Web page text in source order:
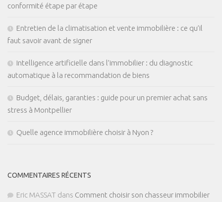
conformité étape par étape
Entretien de la climatisation et vente immobilière : ce qu’il
faut savoir avant de signer
Intelligence artificielle dans l’immobilier : du diagnostic
automatique à la recommandation de biens
Budget, délais, garanties : guide pour un premier achat sans
stress à Montpellier
Quelle agence immobilière choisir à Nyon ?
COMMENTAIRES RÉCENTS
Eric MASSAT dans Comment choisir son chasseur immobilier